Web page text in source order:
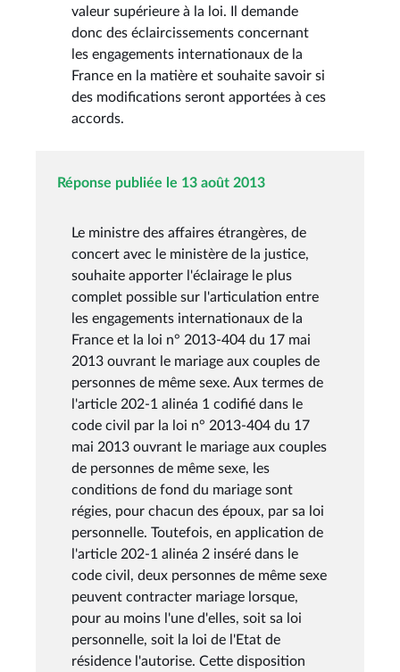
valeur supérieure à la loi. Il demande
donc des éclaircissements concernant
les engagements internationaux de la
France en la matière et souhaite savoir si
des modifications seront apportées à ces
accords.
Réponse publiée le 13 août 2013
Le ministre des affaires étrangères, de
concert avec le ministère de la justice,
souhaite apporter l'éclairage le plus
complet possible sur l'articulation entre
les engagements internationaux de la
France et la loi n° 2013-404 du 17 mai
2013 ouvrant le mariage aux couples de
personnes de même sexe. Aux termes de
l'article 202-1 alinéa 1 codifié dans le
code civil par la loi n° 2013-404 du 17
mai 2013 ouvrant le mariage aux couples
de personnes de même sexe, les
conditions de fond du mariage sont
régies, pour chacun des époux, par sa loi
personnelle. Toutefois, en application de
l'article 202-1 alinéa 2 inséré dans le
code civil, deux personnes de même sexe
peuvent contracter mariage lorsque,
pour au moins l'une d'elles, soit sa loi
personnelle, soit la loi de l'Etat de
résidence l'autorise. Cette disposition